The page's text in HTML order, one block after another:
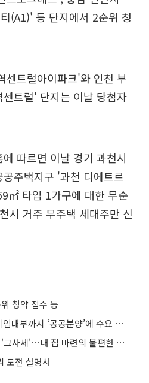
(A1)' 등 단지에서 2순위 청
센트럴아이파크'와 인천 부
트럴' 단지는 이날 당첨자
따르면 이날 경기 과천시
주택지구 '과천 디에트르
㎡ 타입 1가구에 대한 무순
시 거주 무주택 세대주만 신
청약 접수 등
민간 분양가 치솟자…토지임대부까지 ‘공공분양’에 수요 쏠린다
청약은 '희망고문' 매매는 '그사세'…내 집 마련의 불편한 진실
도전 설명서